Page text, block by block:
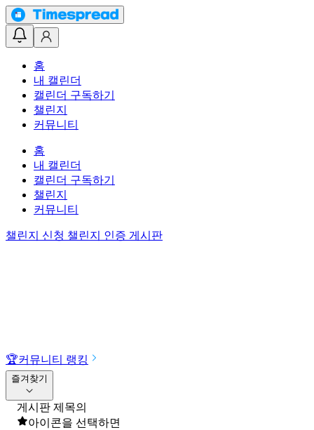
홈
내 캘린더
캘린더 구독하기
챌린지
커뮤니티
홈
내 캘린더
캘린더 구독하기
챌린지
커뮤니티
챌린지 신청 챌린지 인증 게시판
🏆커뮤니티 랭킹
즐겨찾기
게시판 제목의
아이콘을 선택하면